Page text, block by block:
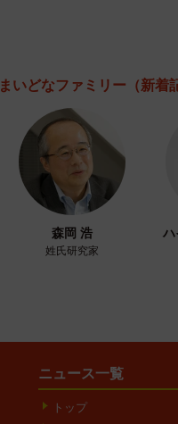
まいどなファミリー （新着
森岡 浩
姓氏研究家
ハ
ニュース一覧
トップ